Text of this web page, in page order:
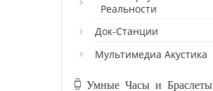
Реальности
Док-Станции
Мультимедиа Акустика
Умные Часы и Браслеты